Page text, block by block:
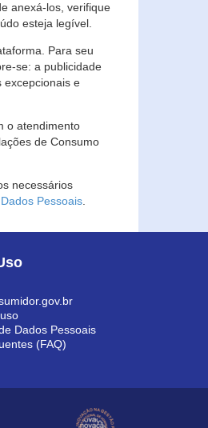
anexá-los, verifique
esteja legível.
Para seu
se: a publicidade
excepcionais e
o atendimento
de Consumo
necessários
Pessoais
Dados Pessoais
(FAQ)